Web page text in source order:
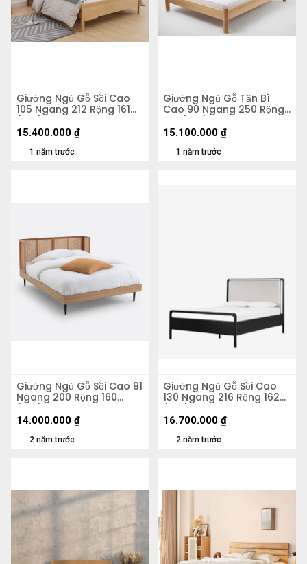
Giường Ngủ Gỗ Sồi Cao
105 Ngang 212 Rộng 161
(cm)
1 năm trước
15.400.000 ₫
Giường Ngủ Gỗ Tần Bì
Cao 90 Ngang 250 Rộng
170 (cm)
1 năm trước
15.100.000 ₫
Giường Ngủ Gỗ Sồi Cao 91
Ngang 200 Rộng 160
(cm)
2 năm trước
14.000.000 ₫
Giường Ngủ Gỗ Sồi Cao
130 Ngang 216 Rộng 162
(cm)
2 năm trước
16.700.000 ₫